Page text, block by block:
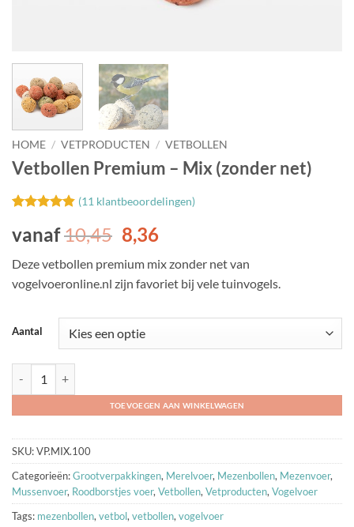
HOME / VETPRODUCTEN / VETBOLLEN
Vetbollen Premium – Mix (zonder net)
4.82op 5
gebaseerd
op
waarderingen
(11 klantbeoordelingen)
vanaf10,45 8,36
Deze vetbollen premium mix zonder net van
vogelvoeronline.nl zijn favoriet bij vele tuinvogels.
Aantal
TOEVOEGEN AAN WINKELWAGEN
SKU:VP.MIX.100
Categorieën:Grootverpakkingen, Merelvoer, Mezenbollen, Mezenvoer,
Mussenvoer, Roodborstjes voer, Vetbollen, Vetproducten, Vogelvoer
Tags: mezenbollen, vetbol, vetbollen, vogelvoer